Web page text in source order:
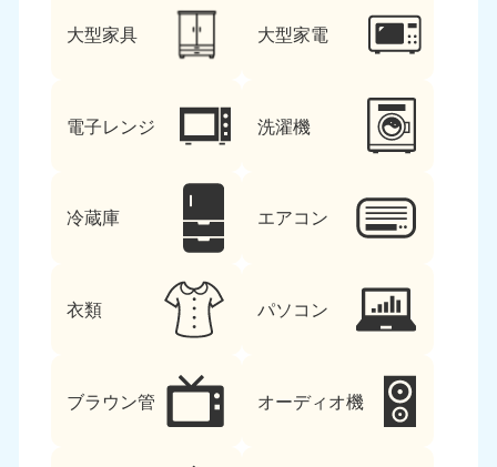
大型家具 大型家電
電子レンジ 洗濯機
冷蔵庫 エアコン
衣類 パソコン
ブラウン管 オーディオ機